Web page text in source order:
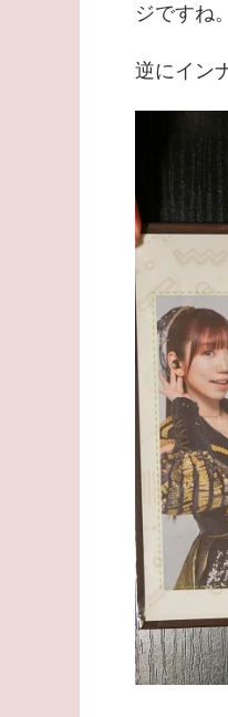
ジですね。
逆にイン